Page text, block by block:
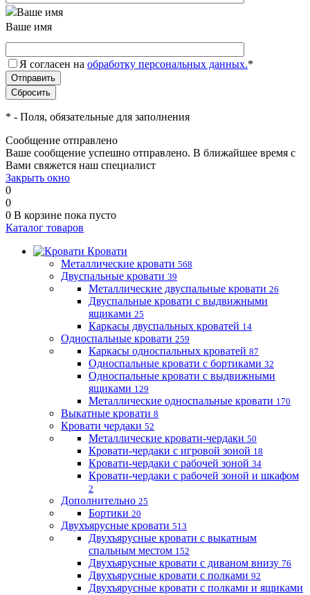
Ваше имя
Я согласен на обработку персональных данных.*
* - Поля, обязательные для заполнения
Сообщение отправлено
Ваше сообщение успешно отправлено. В ближайшее время с
Вами свяжется наш специалист
Закрыть окно
0
0
0 В корзине пока пусто
Каталог товаров
Кровати
Металлические кровати 568
Двуспальные кровати 39
Металлические двуспальные кровати 26
Двуспальные кровати с выдвижными
ящиками 25
Каркасы двуспальных кроватей 14
Односпальные кровати 259
Каркасы односпальных кроватей 87
Односпальные кровати с бортиками 32
Односпальные кровати с выдвижными
ящиками 129
Металлические односпальные кровати 170
Выкатные кровати 8
Кровати чердаки 52
Металлические кровати-чердаки 50
Кровати-чердаки с игровой зоной 18
Кровати-чердаки с рабочей зоной 34
Кровати-чердаки с рабочей зоной и шкафом
2
Дополнительно 25
Бортики 20
Двухъярусные кровати 513
Двухъярусные кровати с выкатным
спальным местом 152
Двухъярусные кровати с диваном внизу 76
Двухъярусные кровати с полками 92
Двухъярусные кровати с полками и ящиками